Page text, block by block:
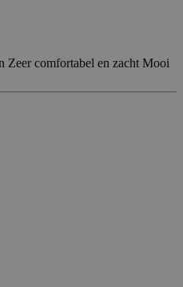
Zeer comfortabel en zacht Mooi